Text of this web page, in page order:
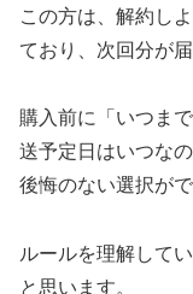
この方は、解約し
ており、次回分が
購入前に「いつま
送予定日はいつな
後悔のない選択が
ルールを理解して
と思います。